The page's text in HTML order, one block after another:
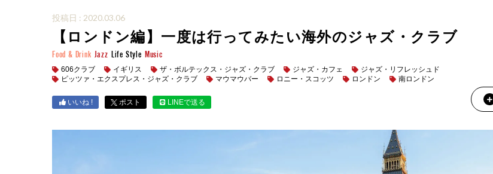
投稿日 : 2020.03.06
【ロンドン編】一度は行ってみたい海外のジャズ・クラブ
Food & Drink Jazz Life Style Music
606クラブ イギリス ザ・ボルテックス・ジャズ・クラブ ジャズ・カフェ
ジャズ・リフレッシュド
ピッツァ・エクスプレス・ジャズ・クラブ
マウマウバー ロニー・スコッツ ロンドン 南ロンドン
いいね ! ポスト LINEで送る